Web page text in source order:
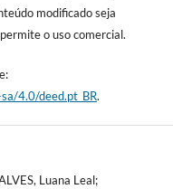
modificado seja
o uso comercial.
4.0/deed.pt_BR.
Luana Leal;